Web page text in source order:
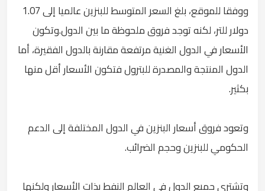
ووفقا للموقع، بلغ السعر المتوسط للبنزين عالميا إلى 1.07
دولار للتر، لكنه توجد فروق ملحوظة ما بين الدول.وتكون
الأسعار في الدول الغنية مرتفعة مقارنة بالدول الفقيرة، أما
الدول المنتجة والمصدرة للبترول فتكون الأسعار أقل منها
بكثير.
وتعود فروق أسعار البنزين في الدول المختلفة إلى الدعم
الحكومي للبنزين وحجم الضرائب.
وتشتري جميع الدول في العالم النفط بذات الأسعار ولكنها